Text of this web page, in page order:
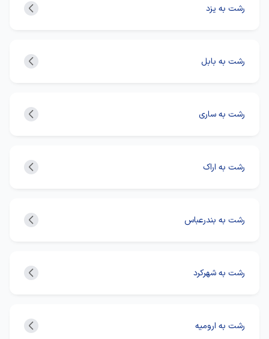
رشت به یزد
رشت به بابل
رشت به ساری
رشت به اراک
رشت به بندرعباس
رشت به شهرکرد
رشت به ارومیه